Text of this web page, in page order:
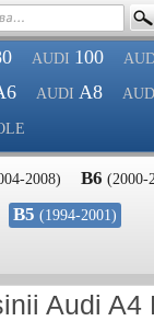
AUDI 100
AUDI A8
2008) B6 (2000-
B5 (1994-2001)
Audi A4